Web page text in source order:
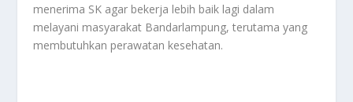
menerima SK agar bekerja lebih baik lagi dalam
melayani masyarakat Bandarlampung, terutama yang
membutuhkan perawatan kesehatan.